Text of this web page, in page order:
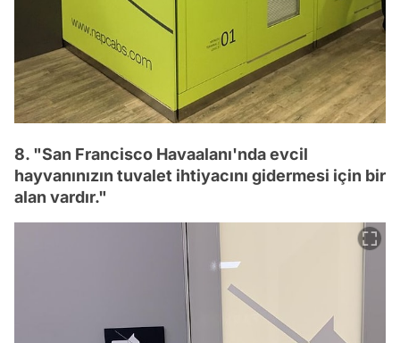
8. "San Francisco Havaalanı'nda evcil
hayvanınızın tuvalet ihtiyacını gidermesi için bir
alan vardır."